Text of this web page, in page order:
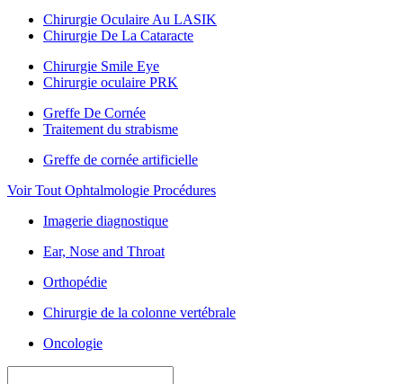
Chirurgie Oculaire Au LASIK
Chirurgie De La Cataracte
Chirurgie Smile Eye
Chirurgie oculaire PRK
Greffe De Cornée
Traitement du strabisme
Greffe de cornée artificielle
Voir Tout Ophtalmologie Procédures
Imagerie diagnostique
Ear, Nose and Throat
Orthopédie
Chirurgie de la colonne vertébrale
Oncologie